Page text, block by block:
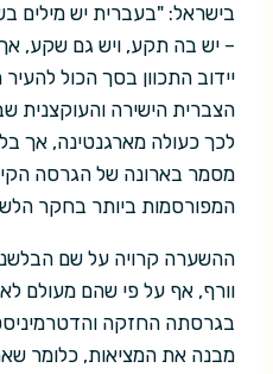
בישראל: "בעברית יש מילים
– יש בה תקע, ויש גם שקע,
יידוב התכוון בסך הכול
הצברית הישירה והעוקצנית
לכך כעולה מארגנטינה, אך
מסמר בארונה של הגרסה
המפורסמות ביותר בחקר
ההשערה קרויה על שם
וורף, אף על פי שהם מעולם
בגרסתה החזקה
מבנה את המציאות, כלומר